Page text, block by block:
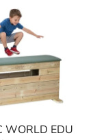
WORLD EDU